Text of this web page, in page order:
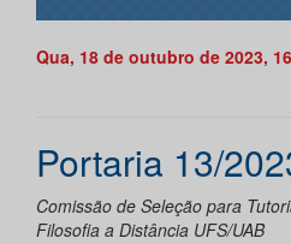
Qua, 18 de outubro de 2023,
Portaria 13/
Comissão de Seleção para
Filosofia a Distância UFS/UAB